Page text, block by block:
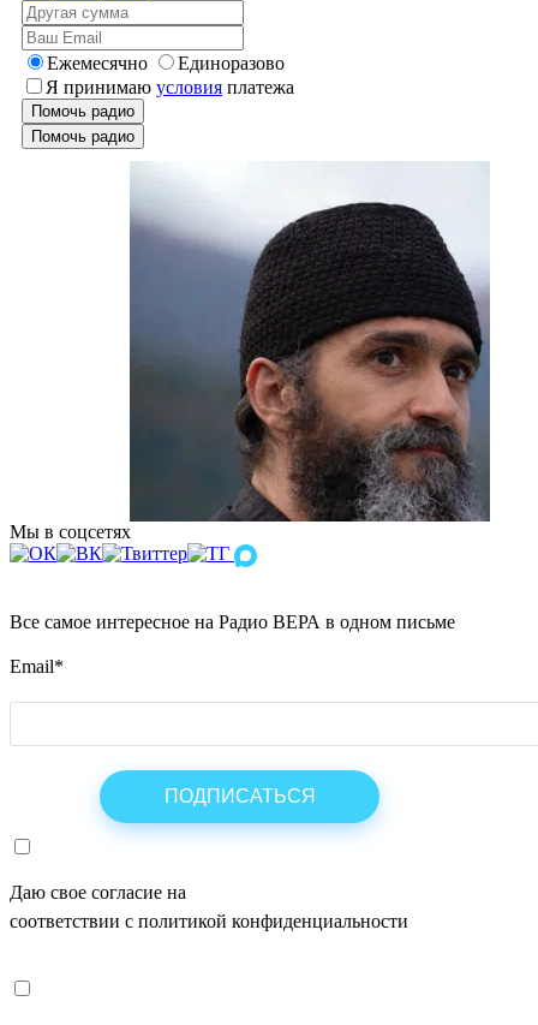
Ежемесячно
Единоразово
Я принимаю условия платежа
Помочь радио
Помочь радио
Мы в соцсетях
Все самое интересное на Радио ВЕРА в одном письме
Email*
Даю свое согласие на
соответствии с политикой конфиденциальности